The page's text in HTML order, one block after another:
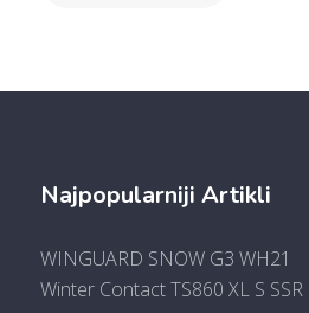
Najpopularniji Artikli
WINGUARD SNOW G3 WH21
Winter Contact TS860 XL S SSR